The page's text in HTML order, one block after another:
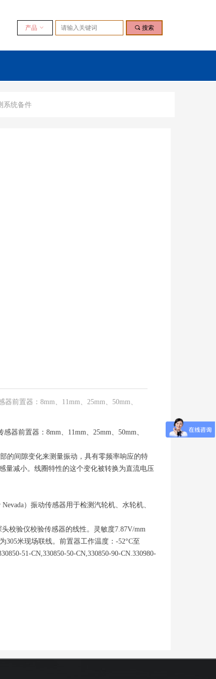
끠 搜索
产品 ꀁ
系统备件
前置器：8mm、11mm、25mm、50mm、
前置器：8mm、11mm、25mm、50mm、
的间隙变化来测量振动，具有零频率响应的特
量减小。线圈特性的这个变化被转换为直流电压
）振动传感器用于检测汽轮机、水轮机、
校验仪校验传感器的线性。灵敏度7.87V/mm
305米现场联线。前置器工作温度：-52°C至
51-CN,330850-50-CN,330850-90-CN.330980-